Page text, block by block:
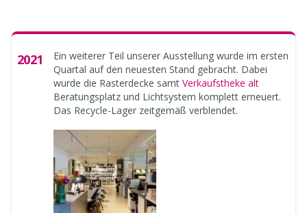
2021
Ein weiterer Teil unserer Ausstellung wurde im ersten
Quartal auf den neuesten Stand gebracht. Dabei
wurde die Rasterdecke samt Verkaufstheke alt
Beratungsplatz und Lichtsystem komplett erneuert.
Das Recycle-Lager zeitgemäß verblendet.